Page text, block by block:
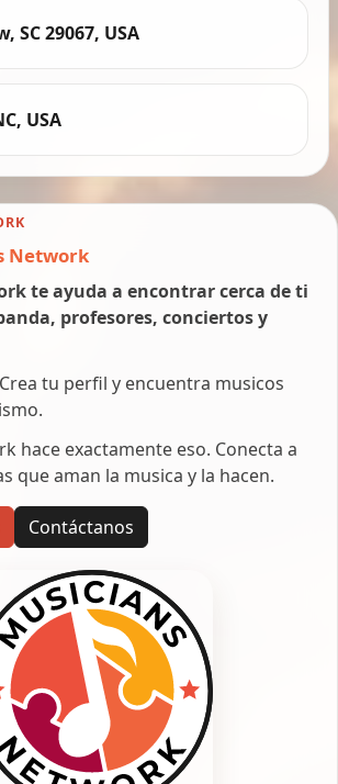
SC 29067, USA
USA
Network
te ayuda a encontrar cerca de ti
profesores, conciertos y
tu perfil y encuentra musicos
hace exactamente eso. Conecta a
que aman la musica y la hacen.
Contáctanos